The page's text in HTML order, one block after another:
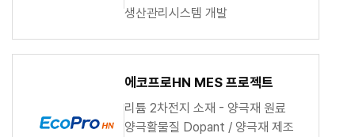
생산관리시스템 개발
에코프로HN MES 프로젝트
리튬 2차전지 소재 - 양극재 원료
양극활물질 Dopant / 양극재 제조